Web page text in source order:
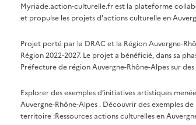
Myriade.action-culturelle.fr est la plateforme
et propulse les projets d'actions culturelle en
Projet porté par la DRAC et la Région Auvergne-
Région 2022-2027. Le projet a bénéficié, dans sa
Préfecture de région Auvergne-Rhône-Alpes sur
Explorer des exemples d’initiatives artistiques
Auvergne-Rhône-Alpes . Découvrir des exemples
territoire :Ressources actions culturelles en